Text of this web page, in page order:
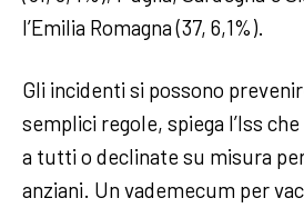
l’Emilia Romagna (37, 6,1%).
Gli incidenti si possono
semplici regole, spiega l’Iss
a tutti o declinate su misura
anziani. Un vademecum per